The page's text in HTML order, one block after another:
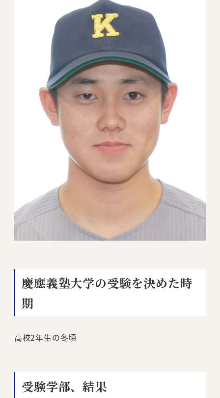
慶應義塾大学の受験を決めた時
期
高校2年生の冬頃
受験学部、結果